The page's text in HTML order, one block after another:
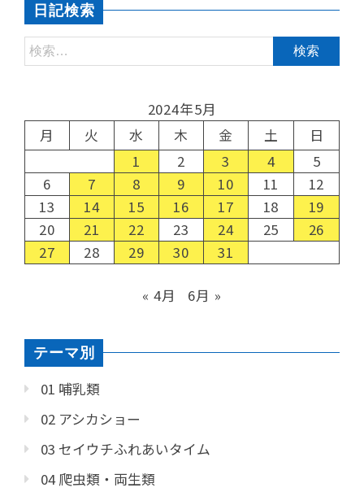
日記検索
2024年5月
月
火 水 木 金 土
日
1
2 3 4
5
6
7 8 9 10 11
12
13
14 15 16 17 18
19
20
21 22 23 24 25
26
27
28 29 30 31
« 4月 6月 »
テーマ別
01 哺乳類
02 アシカショー
03 セイウチふれあいタイム
04 爬虫類・両生類